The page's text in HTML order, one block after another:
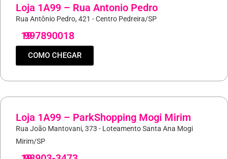
Loja 1A99 – Rua Antonio Pedro
Rua Antônio Pedro, 421 - Centro Pedreira/SP
19
997890018
COMO CHEGAR
Loja 1A99 – ParkShopping Mogi Mirim
Rua João Mantovani, 373 - Loteamento Santa Ana Mogi
Mirim/SP